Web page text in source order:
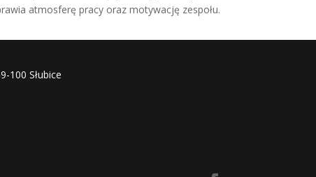
atmosferę pracy oraz motywację zespołu.
100 Słubice